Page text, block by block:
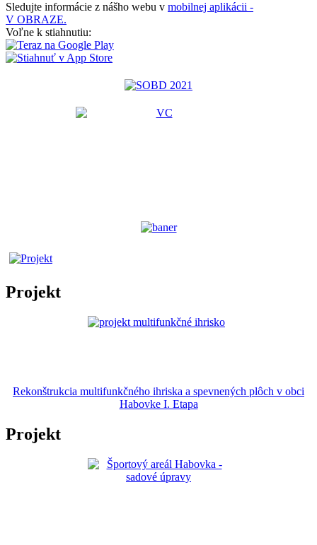
Sledujte informácie z nášho webu v mobilnej aplikácii -
V OBRAZE.
Voľne k stiahnutiu:
Projekt
Rekonštrukcia multifunkčného ihriska a spevnených plôch v obci
Habovke I. Etapa
Projekt